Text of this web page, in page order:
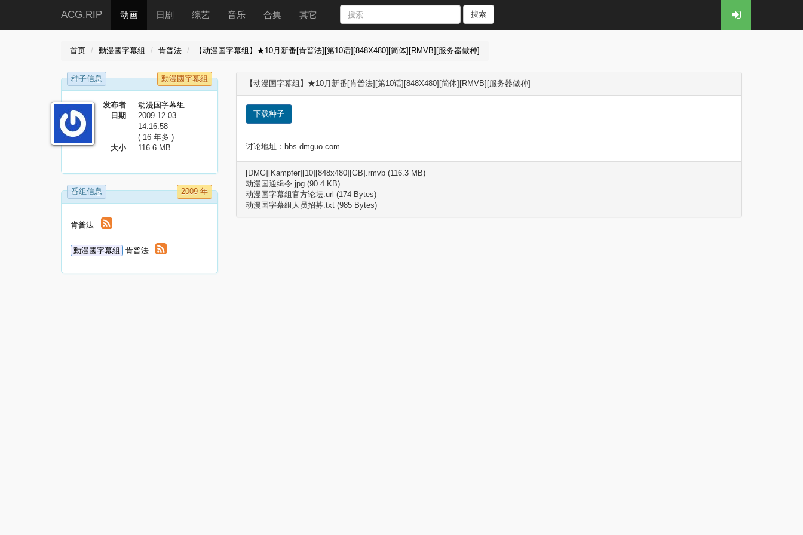
ACG.RIP 动画 日剧 综艺 音乐 合集 其它 搜索
首页 動漫國字幕組 肯普法 【动漫国字幕组】★10月新番[肯普法][第10话][848X480][简体][RMVB][服务器做种]
种子信息 動漫國字幕組
发布者
动漫国字幕组
日期
2009-12-03
14:16:58
( 16 年多 )
大小
116.6 MB
番组信息 2009 年
肯普法
動漫國字幕組 肯普法
【动漫国字幕组】★10月新番[肯普法][第10话][848X480][简体][RMVB][服务器做种]
下载种子
讨论地址：bbs.dmguo.com
[DMG][Kampfer][10][848x480][GB].rmvb (116.3 MB)
动漫国通缉令.jpg (90.4 KB)
动漫国字幕组官方论坛.url (174 Bytes)
动漫国字幕组人员招募.txt (985 Bytes)